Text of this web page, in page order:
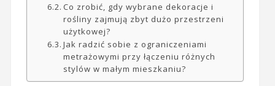
Co zrobić, gdy wybrane dekoracje i
rośliny zajmują zbyt dużo przestrzeni
użytkowej?
Jak radzić sobie z ograniczeniami
metrażowymi przy łączeniu różnych
stylów w małym mieszkaniu?